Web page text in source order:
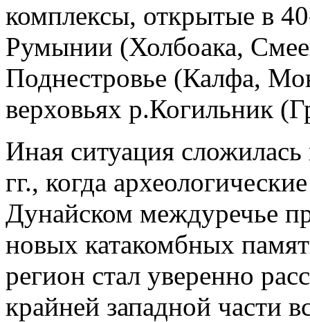
комплексы, открытые в
Румынии (Холбоака,
Поднестровье (Калфа,
верховьях р.Когильник
Иная ситуация
гг., когда
Дунайском междуречье
новых катакомбных
регион стал уверенно
крайней западной части